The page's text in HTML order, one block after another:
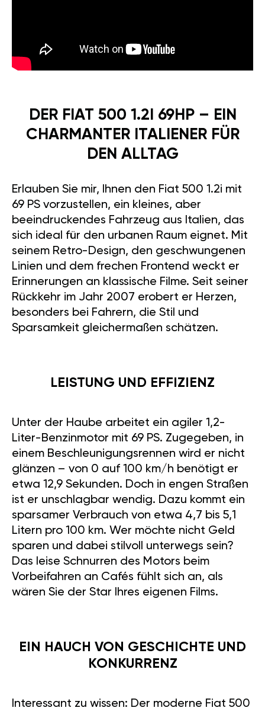
DER FIAT 500 1.2I 69HP – EIN
CHARMANTER ITALIENER FÜR
DEN ALLTAG
Erlauben Sie mir, Ihnen den Fiat 500 1.2i mit
69 PS vorzustellen, ein kleines, aber
beeindruckendes Fahrzeug aus Italien, das
sich ideal für den urbanen Raum eignet. Mit
seinem Retro-Design, den geschwungenen
Linien und dem frechen Frontend weckt er
Erinnerungen an klassische Filme. Seit seiner
Rückkehr im Jahr 2007 erobert er Herzen,
besonders bei Fahrern, die Stil und
Sparsamkeit gleichermaßen schätzen.
LEISTUNG UND EFFIZIENZ
Unter der Haube arbeitet ein agiler 1,2-
Liter-Benzinmotor mit 69 PS. Zugegeben, in
einem Beschleunigungsrennen wird er nicht
glänzen – von 0 auf 100 km/h benötigt er
etwa 12,9 Sekunden. Doch in engen Straßen
ist er unschlagbar wendig. Dazu kommt ein
sparsamer Verbrauch von etwa 4,7 bis 5,1
Litern pro 100 km. Wer möchte nicht Geld
sparen und dabei stilvoll unterwegs sein?
Das leise Schnurren des Motors beim
Vorbeifahren an Cafés fühlt sich an, als
wären Sie der Star Ihres eigenen Films.
EIN HAUCH VON GESCHICHTE UND
KONKURRENZ
Interessant zu wissen: Der moderne Fiat 500